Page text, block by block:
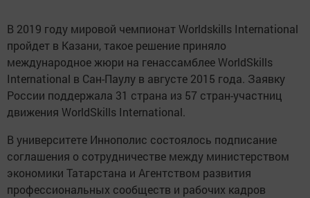
В 2019 году мировой чемпионат Worldskills International
пройдет в Казани, такое решение приняло
международное жюри на генассамблее WorldSkills
International в Сан-Паулу в августе 2015 года. Заявку
России поддержала 31 страна из 57 стран-участниц
движения WorldSkills International.
В университете Иннополис состоялось подписание
соглашения о сотрудничестве между министерством
экономики Татарстана и Агентством развития
профессиональных сообществ и рабочих кадров